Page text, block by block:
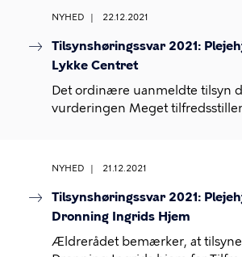
NYHED 22.12.2021
Tilsynshøringssvar 2021:
Lykke Centret
Det ordinære uanmeldte tilsyn
vurderingen Meget
NYHED 21.12.2021
Tilsynshøringssvar 2021:
Dronning Ingrids Hjem
Ældrerådet bemærker, at